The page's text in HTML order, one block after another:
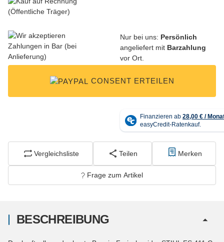
Nur bei uns: Persönlich
angeliefert mit Barzahlung
vor Ort.
CONSENT ERTEILEN
Vergleichsliste Teilen Merken
Frage zum Artikel
BESCHREIBUNG